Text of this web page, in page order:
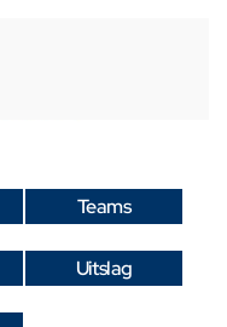
Teams
Uitslag